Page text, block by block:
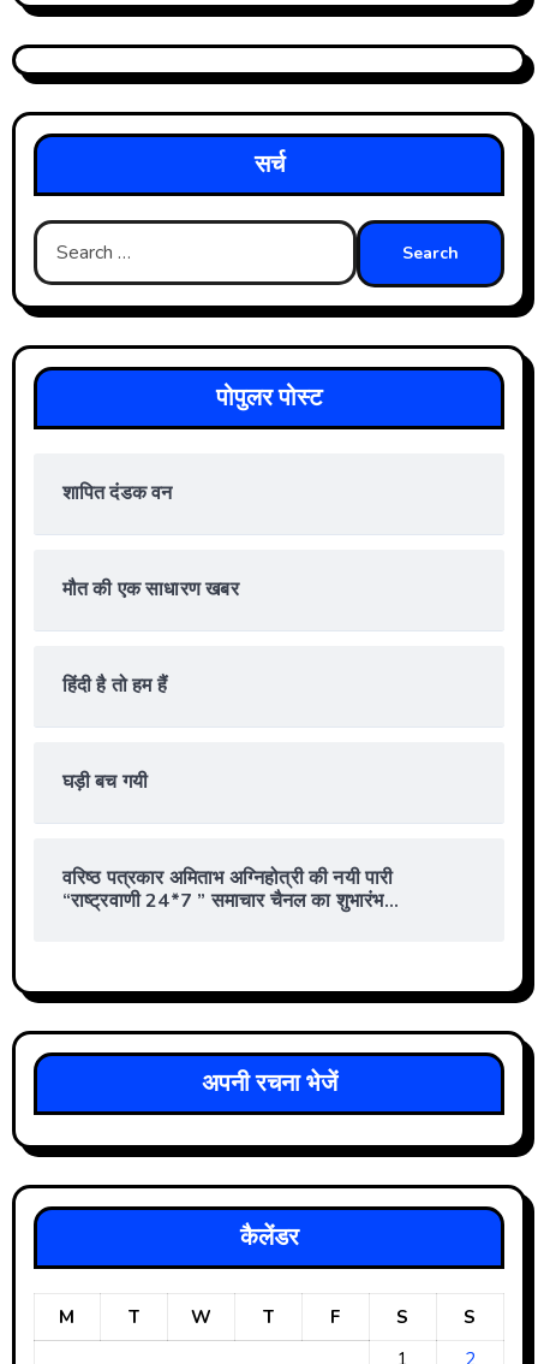
सर्च
Search
for:
पोपुलर पोस्ट
शापित दंडक वन
मौत की एक साधारण खबर
हिंदी है तो हम हैं
घड़ी बच गयी
वरिष्ठ पत्रकार अमिताभ अग्निहोत्री की नयी पारी
“राष्ट्रवाणी 24*7 ” समाचार चैनल का शुभारंभ…
अपनी रचना भेजें
कैलेंडर
M T W T F S
S